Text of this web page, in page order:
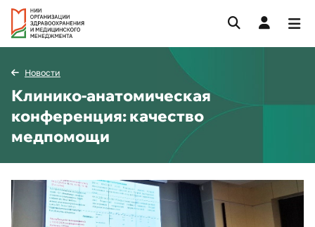
Новости
Клинико-анатомическая
конференция: качество
медпомощи